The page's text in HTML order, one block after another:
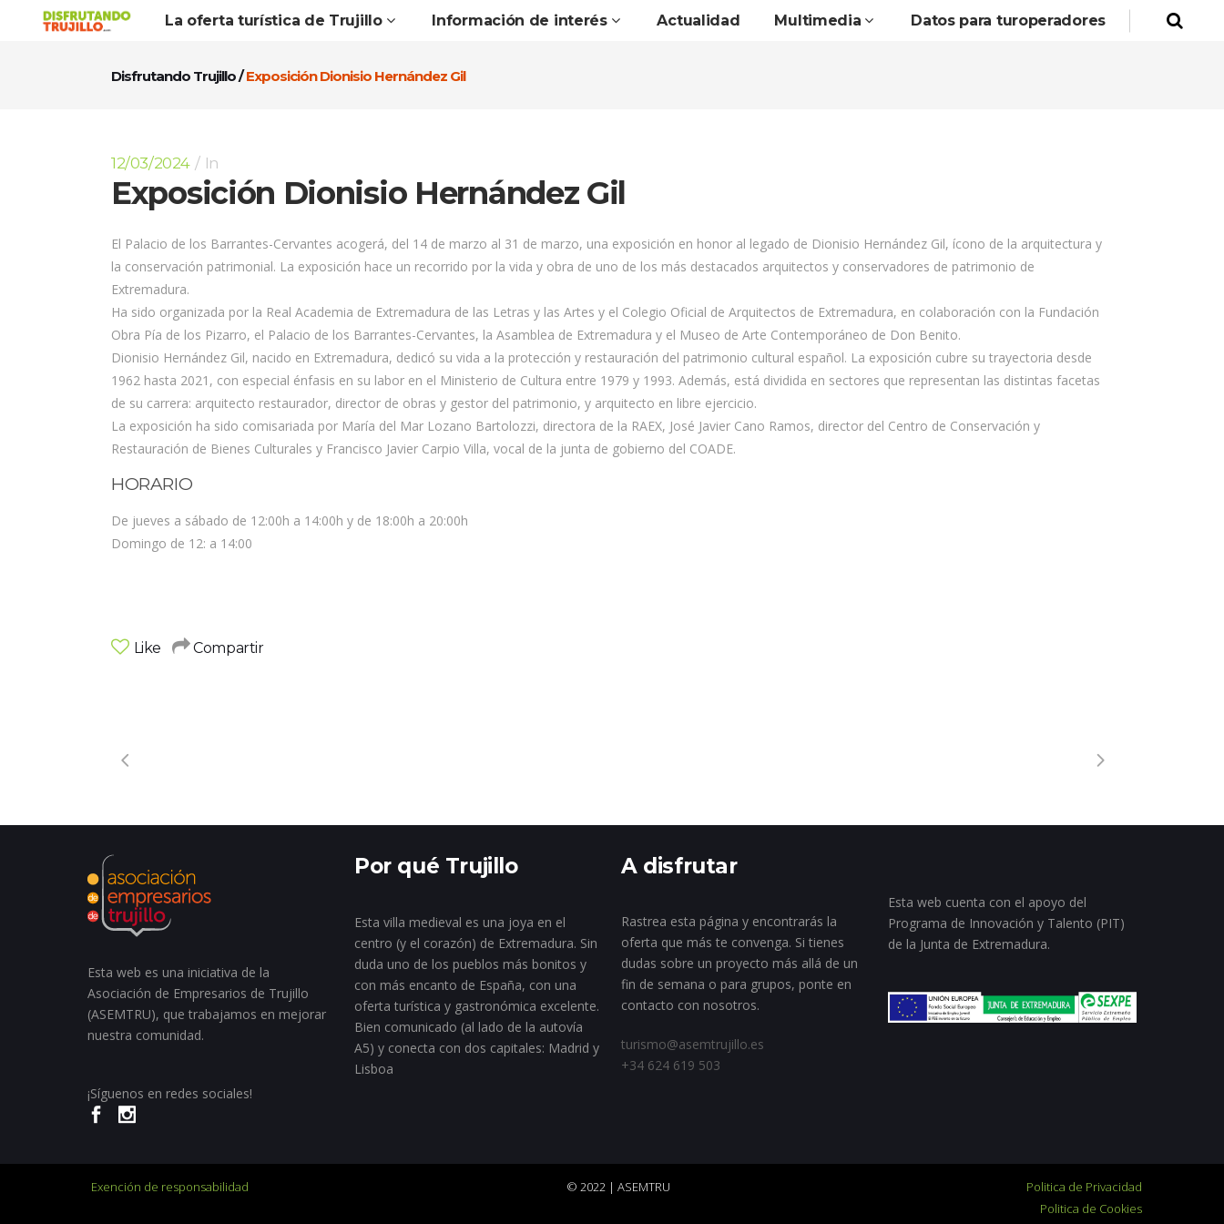
La oferta turística de Trujillo Información de interés Actualidad Multimedia Datos para turoperadores
Disfrutando Trujillo/Exposición Dionisio Hernández Gil
12/03/2024 In
Exposición Dionisio Hernández Gil
El Palacio de los Barrantes-Cervantes acogerá, del 14 de marzo al 31 de marzo, una exposición en honor al legado de Dionisio Hernández Gil, ícono de la arquitectura y
la conservación patrimonial. La exposición hace un recorrido por la vida y obra de uno de los más destacados arquitectos y conservadores de patrimonio de
Extremadura.
Ha sido organizada por la Real Academia de Extremadura de las Letras y las Artes y el Colegio Oficial de Arquitectos de Extremadura, en colaboración con la Fundación
Obra Pía de los Pizarro, el Palacio de los Barrantes-Cervantes, la Asamblea de Extremadura y el Museo de Arte Contemporáneo de Don Benito.
Dionisio Hernández Gil, nacido en Extremadura, dedicó su vida a la protección y restauración del patrimonio cultural español. La exposición cubre su trayectoria desde
1962 hasta 2021, con especial énfasis en su labor en el Ministerio de Cultura entre 1979 y 1993. Además, está dividida en sectores que representan las distintas facetas
de su carrera: arquitecto restaurador, director de obras y gestor del patrimonio, y arquitecto en libre ejercicio.
La exposición ha sido comisariada por María del Mar Lozano Bartolozzi, directora de la RAEX, José Javier Cano Ramos, director del Centro de Conservación y
Restauración de Bienes Culturales y Francisco Javier Carpio Villa, vocal de la junta de gobierno del COADE.
HORARIO
De jueves a sábado de 12:00h a 14:00h y de 18:00h a 20:00h
Domingo de 12: a 14:00
Like Compartir
Esta web es una iniciativa de la
Asociación de Empresarios de Trujillo
(ASEMTRU), que trabajamos en mejorar
nuestra comunidad.
¡Síguenos en redes sociales!
Por qué Trujillo
Esta villa medieval es una joya en el
centro (y el corazón) de Extremadura. Sin
duda uno de los pueblos más bonitos y
con más encanto de España, con una
oferta turística y gastronómica excelente.
Bien comunicado (al lado de la autovía
A5) y conecta con dos capitales: Madrid y
Lisboa
A disfrutar
Rastrea esta página y encontrarás la
oferta que más te convenga. Si tienes
dudas sobre un proyecto más allá de un
fin de semana o para grupos, ponte en
contacto con nosotros.
turismo@asemtrujillo.es
+34 624 619 503
Esta web cuenta con el apoyo del
Programa de Innovación y Talento (PIT)
de la Junta de Extremadura.
Exención de responsabilidad © 2022 | ASEMTRU
Politica de Privacidad
Politica de Cookies